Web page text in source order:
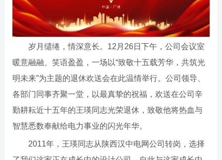
岁月缱绻，情深意长。12月26日下午，公司会议室
暖意融融、笑语盈盈，一场以“致敬十五载芳华，共筑光
明未来”为主题的退休欢送会在此温情举行。公司领导、
各部门同事齐聚一堂，以最真挚的祝福，欢送在公司辛
勤耕耘近十五年的王瑛同志光荣退休，致敬他将热血与
智慧悉数奉献给电力事业的闪光年华。
2011年，王瑛同志从陕西汉中电网公司转岗，选择